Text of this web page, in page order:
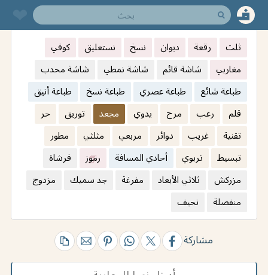
ثلث رقعة ديوان نسخ نستعليق
كوفي
مغاربي
شاشة قائم شاشة نمطي
شاشة محدب
طباعة شائع
طباعة عصري طباعة نسخ
طباعة أنيق
قلم
رعب مرح يدوي مجعد توريق
حر
تقنية
غريب دوائر مربعي مثلثي
مطور
تبسيط
تربوي أحادي المسافة رموز
فرشاة
مزركش
ثلاثي الأبعاد مفرغة جد سميك
مزدوج
منفصلة
نحيف
مشاركة